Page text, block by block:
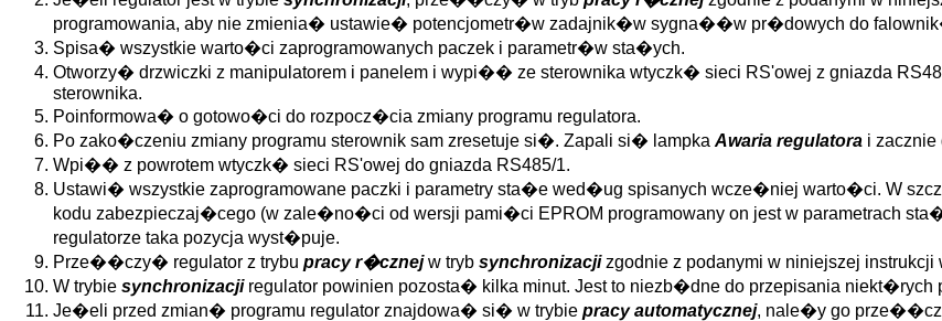
programowania, aby nie zmienia� ustawie� potencjometr�w zadajnik�w sygna��w pr�dowych do
Spisa� wszystkie warto�ci zaprogramowanych paczek i parametr�w sta�ych.
Otworzy� drzwiczki z manipulatorem i panelem i wypi�� ze sterownika wtyczk� sieci RS'owej z gniazda
sterownika.
Poinformowa� o gotowo�ci do rozpocz�cia zmiany programu regulatora.
Po zako�czeniu zmiany programu sterownik sam zresetuje si�. Zapali si� lampka Awaria regulatora i
Wpi�� z powrotem wtyczk� sieci RS'owej do gniazda RS485/1.
Ustawi� wszystkie zaprogramowane paczki i parametry sta�e wed�ug spisanych wcze�niej warto�ci. W
kodu zabezpieczaj�cego (w zale�no�ci od wersji pami�ci EPROM programowany on jest w parametrach
regulatorze taka pozycja wyst�puje.
Prze��czy� regulator z trybu pracy r�cznejw tryb synchronizacjizgodnie z podanymi w niniejszej
W trybie synchronizacjiregulator powinien pozosta� kilka minut. Jest to niezb�dne do przepisania niekt�rych
Je�eli przed zmian� programu regulator znajdowa� si� w trybie pracy automatycznej, nale�y go